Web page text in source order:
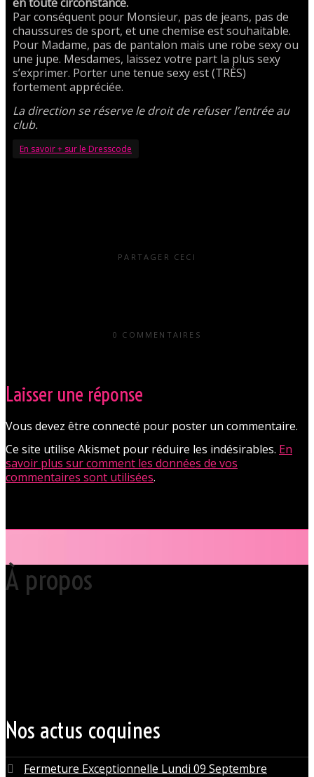
Par conséquent pour Monsieur, pas de jeans, pas de
chaussures de sport, et une chemise est souhaitable.
Pour Madame, pas de pantalon mais une robe sexy ou
une jupe. Mesdames, laissez votre part la plus sexy
s’exprimer. Porter une tenue sexy est (TRÈS)
fortement appréciée.
La direction se réserve le droit de refuser l’entrée au
club.
En savoir + sur le Dresscode
PARTAGER CECI
0 COMMENTAIRES
Laisser une réponse
Vous devez être connecté pour poster un commentaire.
Ce site utilise Akismet pour réduire les indésirables. En
savoir plus sur comment les données de vos
commentaires sont utilisées.
À propos
Nos actus coquines
Fermeture Exceptionnelle Lundi 09 Septembre